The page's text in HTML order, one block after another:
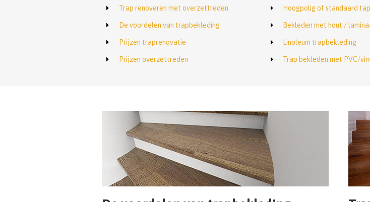
Trap renoveren met overzettreden
De voordelen van trapbekleding
Prijzen traprenovatie
Prijzen overzettreden
Hoogpolig of standaard
Bekleden met hout /
Linoleum trapbekleding
Trap bekleden met PVC/